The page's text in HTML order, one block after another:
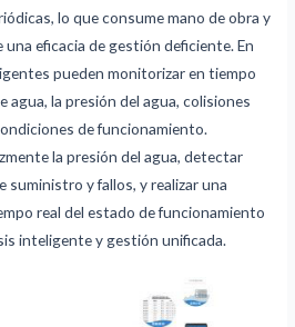
lo que consume mano de obra y
eficacia de gestión deficiente. En
pueden monitorizar en tiempo
agua, la presión del agua, colisiones
de funcionamiento.
la presión del agua, detectar
suministro y fallos, y realizar una
real del estado de funcionamiento
inteligente y gestión unificada.